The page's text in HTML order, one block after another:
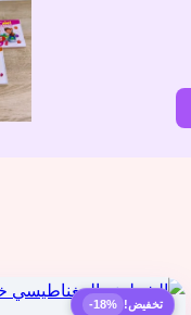
تخفيض! -18%